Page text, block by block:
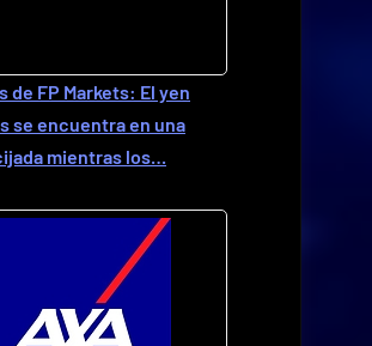
de FP Markets: El yen
se encuentra en una
mientras los…